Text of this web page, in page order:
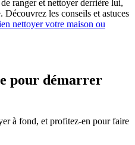
ranger et nettoyer derrière lui,
les conseils et astuces
nettoyer votre maison ou
pour démarrer
à fond, et profitez-en pour faire